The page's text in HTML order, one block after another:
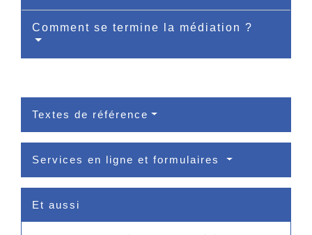
Comment se termine la médiation ?
Textes de référence
Services en ligne et formulaires
Et aussi